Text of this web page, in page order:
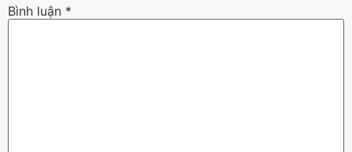
Bình luận *